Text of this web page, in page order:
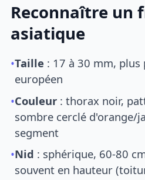
Reconnaître un
asiatique
•Taille : 17 à 30 mm,
européen
•Couleur : thorax noir,
sombre cerclé d'orange/
segment
•Nid : sphérique, 60-80
souvent en hauteur